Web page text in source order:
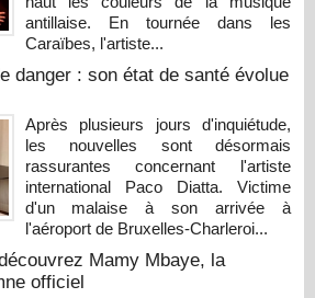
antillaise. En tournée dans les
Caraïbes, l'artiste...
danger : son état de santé évolue
Après plusieurs jours d'inquiétude,
les nouvelles sont désormais
rassurantes concernant l'artiste
international Paco Diatta. Victime
d'un malaise à son arrivée à
l'aéroport de Bruxelles-Charleroi...
Mamy Mbaye, la
officiel